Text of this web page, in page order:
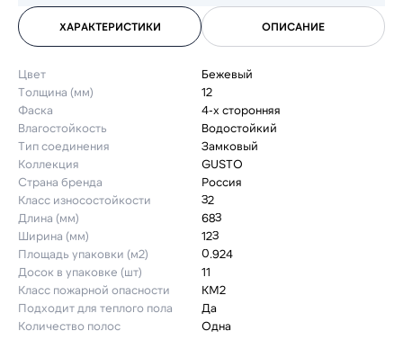
ХАРАКТЕРИСТИКИ ОПИСАНИЕ
Цвет
Бежевый
Толщина (мм)
12
Фаска
4-х сторонняя
Влагостойкость
Водостойкий
Тип соединения
Замковый
Коллекция
GUSTO
Страна бренда
Россия
Класс износостойкости
32
Длина (мм)
683
Ширина (мм)
123
Площадь упаковки (м2)
0.924
Досок в упаковке (шт)
11
Класс пожарной опасности
КМ2
Подходит для теплого пола
Да
Количество полос
Одна